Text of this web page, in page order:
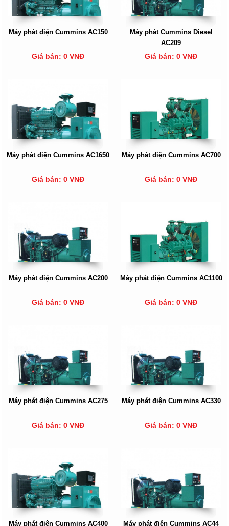
Máy phát điện Cummins AC150
Giá bán: 0 VNĐ
Máy phát Cummins Diesel
AC209
Giá bán: 0 VNĐ
Máy phát điện Cummins AC1650
Giá bán: 0 VNĐ
Máy phát điện Cummins AC700
Giá bán: 0 VNĐ
Máy phát điện Cummins AC200
Giá bán: 0 VNĐ
Máy phát điện Cummins AC1100
Giá bán: 0 VNĐ
Máy phát điện Cummins AC275
Giá bán: 0 VNĐ
Máy phát điện Cummins AC330
Giá bán: 0 VNĐ
Máy phát điện Cummins AC400 Máy phát điện Cummins AC44